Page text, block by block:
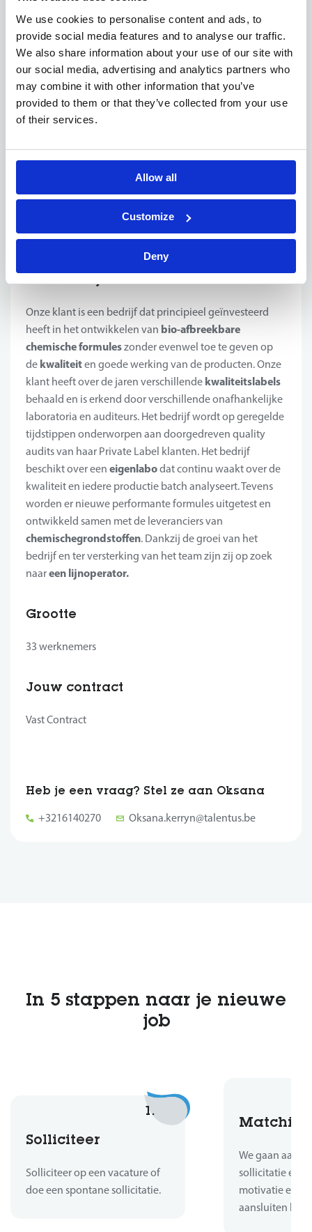
We use cookies to personalise content and ads, to
provide social media features and to analyse our traffic.
We also share information about your use of our site with
our social media, advertising and analytics partners who
may combine it with other information that you’ve
provided to them or that they’ve collected from your use
of their services.
Allow all
Customize
Deny
werkplek schoon vooraleer je deze doorgeeft aan
de collega's;
Leergierigheidis een must! Collega's zullen je
verschillende zaken aanleren en indien nodig
helpen jullie elkaar;
Eentechnischeachtergrondof opleiding in
elektromechanica of elektriciteit is een must;
verschillendeploegen: vroege ploeg (6u-14u), late
ploeg (14u-22u), nachtploeg (22u-6u);
Omwille vanveiligheidsredenenspreek en begrijp
Nederlandsetaal.
Het bedrijf
Onze klant is een bedrijf dat principieel geïnvesteerd
heeft in het ontwikkelen van bio-afbreekbare
chemische formuleszonder evenwel toe te geven op
de kwaliteiten goede werking van de producten. Onze
klant heeft over de jaren verschillende kwaliteitslabels
behaald en is erkend door verschillende onafhankelijke
laboratoria en auditeurs. Het bedrijf wordt op geregelde
tijdstippen onderworpen aan doorgedreven quality
audits van haar Private Label klanten. Het bedrijf
beschikt over een eigenlabodat continu waakt over de
kwaliteit en iedere productie batch analyseert. Tevens
worden er nieuwe performante formules uitgetest en
ontwikkeld samen met de leveranciers van
chemischegrondstoffen. Dankzij de groei van het
bedrijf en ter versterking van het team zijn zij op zoek
naareen lijnoperator.
Grootte
33 werknemers
Jouw contract
Vast Contract
Heb je een vraag? Stel ze aan Oksana
+3216140270 Oksana.kerryn@talentus.be
In 5 stappen naar je nieuwe
job
1.
Solliciteer
Solliciteer op een vacature of
doe een spontane sollicitatie.
We gaan aan
sollicitatie en
motivatie en
aansluiten bij